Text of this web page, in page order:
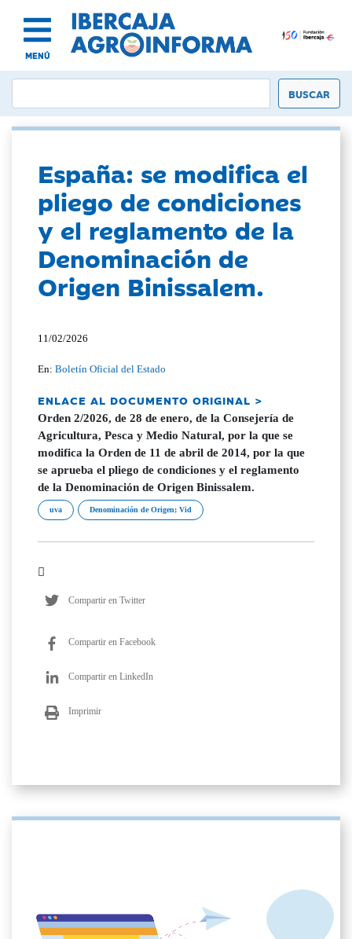
MENÚ
España: se modifica el
pliego de condiciones
y el reglamento de la
Denominación de
Origen Binissalem.
11/02/2026
En:Boletín Oficial del Estado
ENLACE AL DOCUMENTO ORIGINAL >
Orden 2/2026, de 28 de enero, de la Consejería de
Agricultura, Pesca y Medio Natural, por la que se
modifica la Orden de 11 de abril de 2014, por la que
se aprueba el pliego de condiciones y el reglamento
de la Denominación de Origen Binissalem.
uva Denominación de Origen; Vid
Compartir en Twitter
Compartir en Facebook
Compartir en LinkedIn
Imprimir